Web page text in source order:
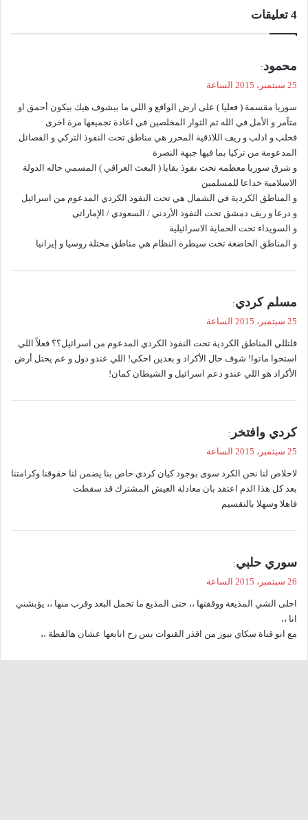
‫4 تعليقات
ل
محمود:
25 سبتمبر، 2015 الساعة
سوريا مقسمة ( فعليا ) على ارض الواقع و اللي ما بيشوف هيك بيكون أحمق او
متآمر و الأمل في الله ثم الثوار المخلصين في اعادة تجميعها مرة اخرى
فحلب و ادلب و ريف اللاذقية المحرر هي مناطق تحت النفوذ التركي و الفصائل
المدعومة من تركيا بما فيها جبهة النصرة
و شرق سوريا معظمه تحت نفوذ بقايا ( البعث العراقي ) المسمي حاله الدولة
الاسلامية خداعا للمسلمين
و المناطق الكردية في الشمال هي تحت النفوذ الكردي المدعوم من اسرائيل
و درعا و ريف دمشق تحت النفوذ الأردني / السعودي / الإماراتي
و السويداء تحت الحماية الاسرائيلية
و المناطق الخاضعة تحت سيطرة النظام هي مناطق محتلة روسيا و إيرانيا
ل
مسلم كردي:
25 سبتمبر، 2015 الساعة
قلتللي المناطق الكردية تحت النفوذ الكردي المدعوم من اسرائيل؟؟ فعلاً اللي
استحوا ماتوا! شوف حال الأكراد و بعدين احكي! اللي عندو دول و عم يحتل أرض
الأكراد هو اللي عندو دعم اسرائيل و الشيطان كمان!
ي
ل
كردي وافتخر :
25 سبتمبر، 2015 الساعة
لاخلاص لنا نحن الكرد سوى بوجود كيان كردي خاص بنا يضمن لنا حقوقنا وكرامتنا
بعد كل هذا الدم اعتقد بان معادلة العيش المشترك قد سقطت
فاهلا وسهلا بالتقسيم
ي
ل
سوري حلبي:
26 سبتمبر، 2015 الساعة
احلى الشي المذيعة ووقفتها ،، حتى المذيع ما تحمل البعد وقرب منها ،، يؤبشني
انا ،،
مع انو قناة سكاي نيوز من اقذر القنوات بس رح اتابعها عشان هالقطة ،،